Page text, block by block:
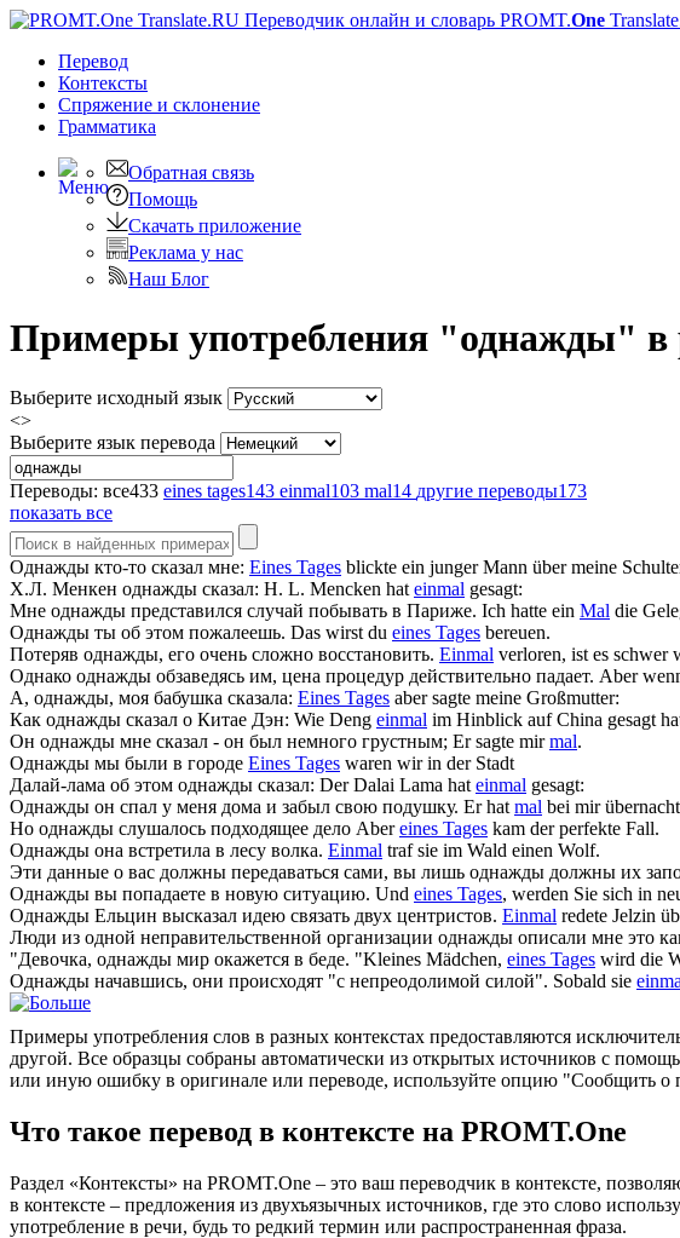
PROMT.One
Перевод
Контексты
Спряжение и склонение
Грамматика
Обратная связь
Помощь
Скачать приложение
Реклама у нас
Наш Блог
Примеры употребления "однажды" в
Выберите исходный язык
<>
Выберите язык перевода
Переводы: все433 eines tages143 einmal103 mal14 другие переводы173
показать все
Однажды кто-то сказал мне: Eines Tages blickte ein junger Mann über meine
Х.Л. Менкен однажды сказал: H. L. Mencken hat einmal gesagt:
Мне однажды представился случай побывать в Париже. Ich hatte ein Mal die
Однажды ты об этом пожалеешь. Das wirst du eines Tages bereuen.
Потеряв однажды, его очень сложно восстановить. Einmal verloren, ist es schwer
Однако однажды обзаведясь им, цена процедур действительно падает. Aber
А, однажды, моя бабушка сказала: Eines Tages aber sagte meine Großmutter:
Как однажды сказал о Китае Дэн: Wie Deng einmal im Hinblick auf China gesagt
Он однажды мне сказал - он был немного грустным; Er sagte mirmal.
Однажды мы были в городе Eines Tages waren wir in der Stadt
Далай-лама об этом однажды сказал: Der Dalai Lama hat einmal gesagt:
Однажды он спал у меня дома и забыл свою подушку. Er hat mal bei mir
Но однажды слушалось подходящее дело Abereines Tages kam der perfekte Fall.
Однажды она встретила в лесу волка. Einmal traf sie im Wald einen Wolf.
Эти данные о вас должны передаваться сами, вы лишь однажды должны их
Однажды вы попадаете в новую ситуацию. Und eines Tages, werden Sie sich in
Однажды Ельцин высказал идею связать двух центристов. Einmal redete Jelzin
Люди из одной неправительственной организации однажды описали мне это
"Девочка, однажды мир окажется в беде. "Kleines Mädchen, eines Tages wird die
Однажды начавшись, они происходят "с непреодолимой силой". Sobald sie
Примеры употребления слов в разных контекстах предоставляются
другой. Все образцы собраны автоматически из открытых источников с
или иную ошибку в оригинале или переводе, используйте опцию "Сообщить о
Что такое перевод в контексте на PROMT.One
Раздел «Контексты» на PROMT.One – это ваш переводчик в контексте,
в контексте – предложения из двухъязычных источников, где это слово
употребление в речи, будь то редкий термин или распространенная фраза.